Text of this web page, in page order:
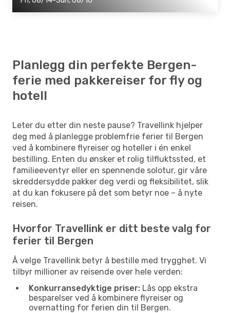
Planlegg din perfekte Bergen-
ferie med pakkereiser for fly og
hotell
Leter du etter din neste pause? Travellink hjelper
deg med å planlegge problemfrie ferier til Bergen
ved å kombinere flyreiser og hoteller i én enkel
bestilling. Enten du ønsker et rolig tilfluktssted, et
familieeventyr eller en spennende solotur, gir våre
skreddersydde pakker deg verdi og fleksibilitet, slik
at du kan fokusere på det som betyr noe – å nyte
reisen.
Hvorfor Travellink er ditt beste valg for
ferier til Bergen
Å velge Travellink betyr å bestille med trygghet. Vi
tilbyr millioner av reisende over hele verden:
Konkurransedyktige priser: Lås opp ekstra
besparelser ved å kombinere flyreiser og
overnatting for ferien din til Bergen.